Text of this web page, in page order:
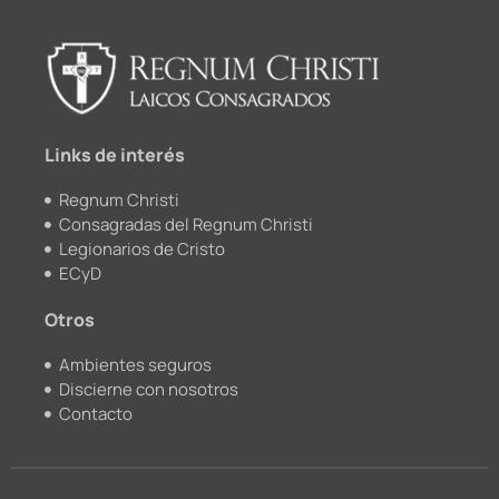
o
o
k
b
e
r
Links de interés
Regnum Christi
Consagradas del Regnum Christi
Legionarios de Cristo
ECyD
Otros
Ambientes seguros
Discierne con nosotros
Contacto